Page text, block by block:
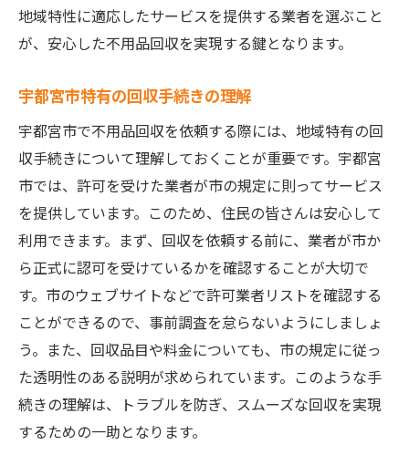
地域特性に適応したサービスを提供する業者を選ぶこと
が、安心した不用品回収を実現する鍵となります。
宇都宮市特有の回収手続きの理解
宇都宮市で不用品回収を依頼する際には、地域特有の回
収手続きについて理解しておくことが重要です。宇都宮
市では、許可を受けた業者が市の規定に則ってサービス
を提供しています。このため、住民の皆さんは安心して
利用できます。まず、回収を依頼する前に、業者が市か
ら正式に認可を受けているかを確認することが大切で
す。市のウェブサイトなどで許可業者リストを確認する
ことができるので、事前調査を怠らないようにしましょ
う。また、回収品目や料金についても、市の規定に従っ
た透明性のある説明が求められています。このような手
続きの理解は、トラブルを防ぎ、スムーズな回収を実現
するための一助となります。